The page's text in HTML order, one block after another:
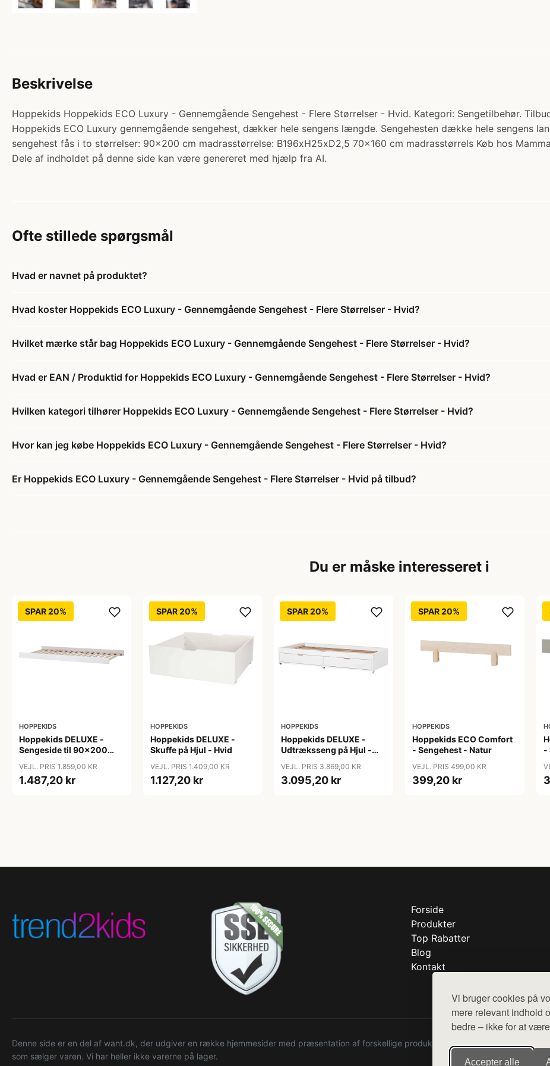
Vi bruger cookies på
mere relevant indhold
bedre – ikke for at
Accepter alle
Beskrivelse
Hoppekids Hoppekids ECO Luxury - Gennemgående Sengehest - Flere Størrelser - Hvid. Kategori: Sengetilbehør.
Hoppekids ECO Luxury gennemgående sengehest, dækker hele sengens længde. Sengehesten dække hele sengens
sengehest fås i to størrelser: 90x200 cm madrasstørrelse: B196xH25xD2,5 70x160 cm madrasstørrels Køb hos
Dele af indholdet på denne side kan være genereret med hjælp fra AI.
Ofte stillede spørgsmål
Hvad er navnet på produktet?
Hvad koster Hoppekids ECO Luxury - Gennemgående Sengehest - Flere Størrelser - Hvid?
Hvilket mærke står bag Hoppekids ECO Luxury - Gennemgående Sengehest - Flere Størrelser - Hvid?
Hvad er EAN / Produktid for Hoppekids ECO Luxury - Gennemgående Sengehest - Flere Størrelser - Hvid?
Hvilken kategori tilhører Hoppekids ECO Luxury - Gennemgående Sengehest - Flere Størrelser - Hvid?
Hvor kan jeg købe Hoppekids ECO Luxury - Gennemgående Sengehest - Flere Størrelser - Hvid?
Er Hoppekids ECO Luxury - Gennemgående Sengehest - Flere Størrelser - Hvid på tilbud?
Du er måske interesseret i
SPAR 20%
HOPPEKIDS
Hoppekids DELUXE -
Sengeside til 90x200
VEJL. PRIS 1.859,00 KR
1.487,20 kr
SPAR 20%
HOPPEKIDS
Hoppekids DELUXE -
Skuffe på Hjul - Hvid
VEJL. PRIS 1.409,00 KR
1.127,20 kr
SPAR 20%
HOPPEKIDS
Hoppekids DELUXE -
Udtræksseng på Hjul -
VEJL. PRIS 3.869,00 KR
3.095,20 kr
SPAR 20%
HOPPEKIDS
Hoppekids ECO Comfort
- Sengehest - Natur
VEJL. PRIS 499,00 KR
399,20 kr
-
Forside
Produkter
Top Rabatter
Blog
Kontakt
Denne side er en del af want.dk, der udgiver en række hjemmesider med præsentation af forskellige produkter fra diverse webshops.
som sælger varen. Vi har heller ikke varerne på lager.